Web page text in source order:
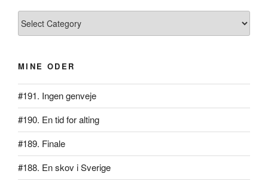
MINE ODER
#191. Ingen genveje
#190. En tid for alting
#189. Finale
#188. En skov i Sverige